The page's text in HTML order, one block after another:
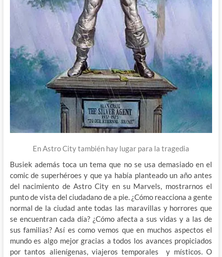
En Astro City también hay lugar para la tragedia
Busiek además toca un tema que no se usa demasiado en el
comic de superhéroes y que ya había planteado un año antes
del nacimiento de Astro City en su Marvels, mostrarnos el
punto de vista del ciudadano de a pie. ¿Cómo reacciona a gente
normal de la ciudad ante todas las maravillas y horrores que
se encuentran cada día? ¿Cómo afecta a sus vidas y a las de
sus familias? Así es como vemos que en muchos aspectos el
mundo es algo mejor gracias a todos los avances propiciados
por tantos alienígenas, viajeros temporales y místicos. O